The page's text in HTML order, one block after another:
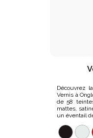
Découvrez
Vernis à
de 58
mattes,
un éventail